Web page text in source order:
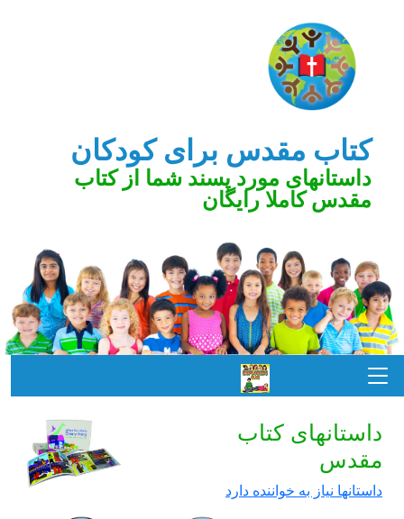
کتاب مقدس برای کودکان
داستانهای مورد پسند شما از کتاب
مقدس کاملا رایگان
داستانهای کتاب
مقدس
داستانها نیاز به خواننده دارد